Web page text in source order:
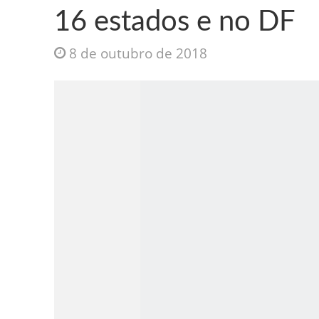
16 estados e no DF
8 de outubro de 2018